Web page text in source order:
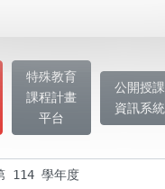
特殊教育
課程計畫
平台
公開授課
資訊系統